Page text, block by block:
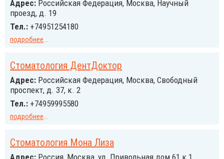
Адрес: Российcкая Федерация, Москва, Научный
проезд, д. 19
Тел.: +74951254180
подробнее...
Cтоматология ДентДоктор
Адрес: Российcкая Федерация, Москва, Свободный
проспект, д. 37, к. 2
Тел.: +74959995580
подробнее...
Cтоматология Мона Лиза
Адрес: Россия, Москва, ул. Привольная дом 61 к 1